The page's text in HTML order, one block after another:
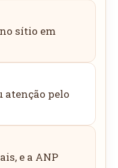
sítio em
atenção pelo
e a ANP